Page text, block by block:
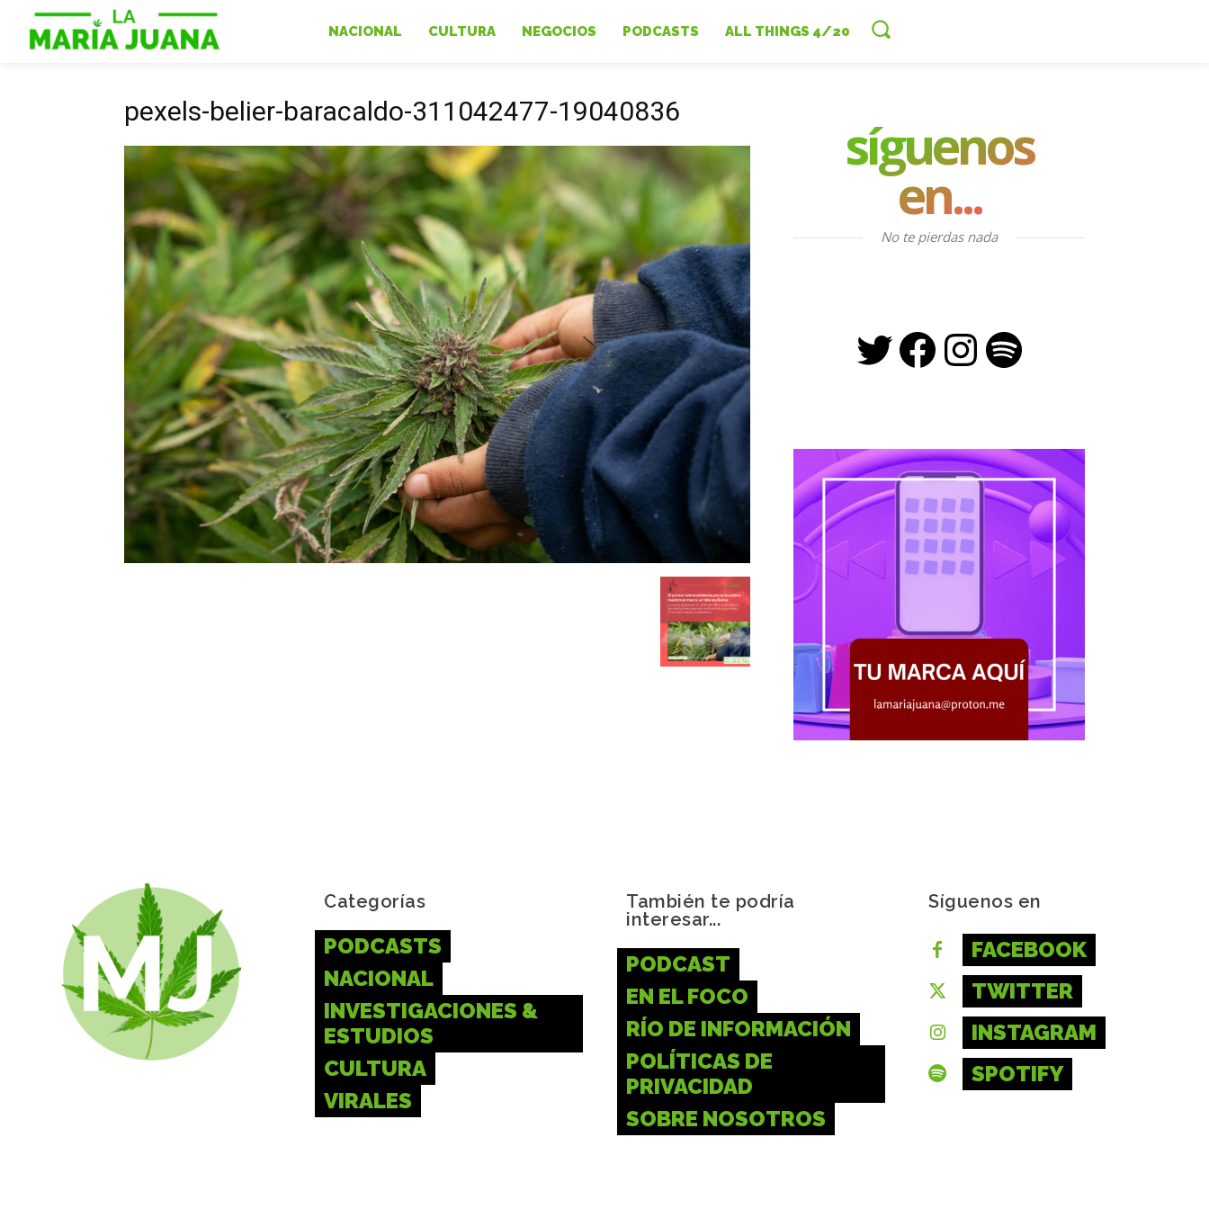
NACIONAL CULTURA NEGOCIOS PODCASTS ALL THINGS 4/20
pexels-belier-baracaldo-311042477-19040836
síguenos
en...
No te pierdas nada
Twitter
Facebook
Instagram
Spotify
Categorías
PODCASTS
NACIONAL
INVESTIGACIONES &
ESTUDIOS
CULTURA
VIRALES
También te podría
interesar...
PODCAST
EN EL FOCO
RÍO DE INFORMACIÓN
POLÍTICAS DE
PRIVACIDAD
SOBRE NOSOTROS
Síguenos en
FACEBOOK
TWITTER
INSTAGRAM
SPOTIFY